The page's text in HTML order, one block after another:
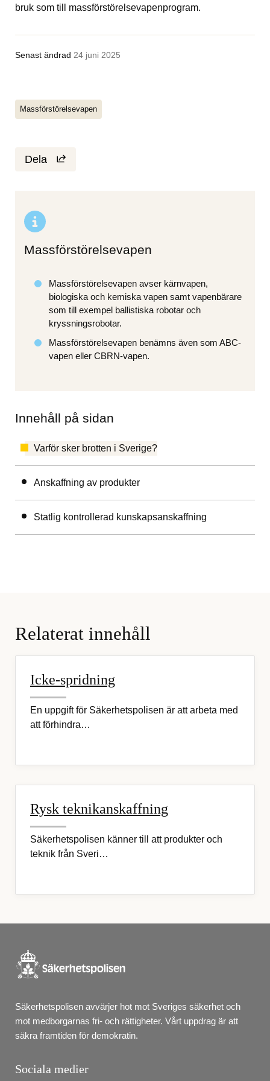
bruk som till massförstörelsevapenprogram.
Senast ändrad 24 juni 2025
Massförstörelsevapen
Dela
Massförstörelsevapen
Massförstörelsevapen avser kärnvapen,
biologiska och kemiska vapen samt vapenbärare
som till exempel ballistiska robotar och
kryssningsrobotar.
Massförstörelsevapen benämns även som ABC-
vapen eller CBRN-vapen.
Innehåll på sidan
Varför sker brotten i Sverige?
Anskaffning av produkter
Statlig kontrollerad kunskapsanskaffning
Relaterat innehåll
Icke-spridning
En uppgift för Säkerhetspolisen är att arbeta med
att förhindra…
Rysk teknikanskaffning
Säkerhetspolisen känner till att produkter och
teknik från Sveri…
Säkerhetspolisen avvärjer hot mot Sveriges säkerhet och
mot medborgarnas fri- och rättigheter. Vårt uppdrag är att
säkra framtiden för demokratin.
Sociala medier